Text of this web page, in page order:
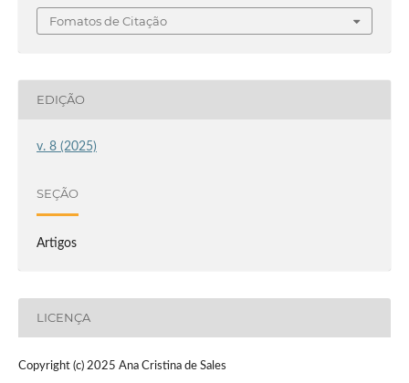
Fomatos de Citação
EDIÇÃO
v. 8 (2025)
SEÇÃO
Artigos
LICENÇA
Copyright (c) 2025 Ana Cristina de Sales